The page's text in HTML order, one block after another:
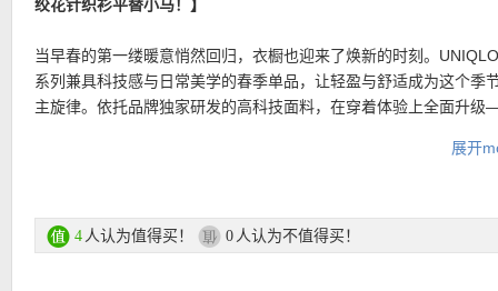
★【UNIQLO 羊绒针织开衫 特价仅69欧！原价109欧！】干净利
绞花针织衫平替小马！】
当早春的第一缕暖意悄然回归，衣橱也迎来了焕新的时刻。
系列兼具科技感与日常美学的春季单品，让轻盈与舒适成为这个季
主旋律。依托品牌独家研发的高科技面料，在穿着体验上全面升
季温差之间，提供恰到好处的舒适感。无论是通勤出行还是周末漫
更加自然得体。无论单穿还是叠搭，都能轻松塑造干净利落的春日
展开
4 人认为值得买！ 0 人认为不值得买！